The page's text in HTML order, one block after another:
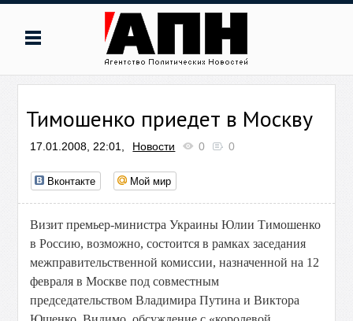
Тимошенко приедет в Москву
17.01.2008, 22:01, Новости 0 0
Вконтакте Мой мир
Визит премьер-министра Украины Юлии Тимошенко
в Россию, возможно, состоится в рамках заседания
межправительственной комиссии, назначенной на 12
февраля в Москве под совместным
председательством Владимира Путина и Виктора